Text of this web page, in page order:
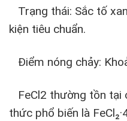
Trạng thái: Sắc tố
kiện tiêu chuẩn.
Điểm nóng chảy:
FeCl2 thường tồn tại
thức phổ biến là